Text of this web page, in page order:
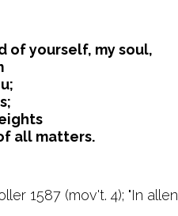
of yourself, my soul,
all matters.
1587 (mov't. 4); "In allen